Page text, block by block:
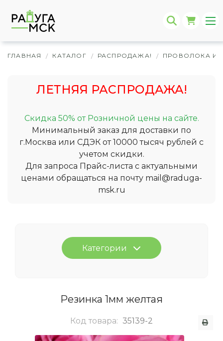
ГЛАВНАЯ / КАТАЛОГ / РАСПРОДАЖА! / ПРОВОЛОКА И
ЛЕТНЯЯ РАСПРОДАЖА!
Скидка 50% от Розничной цены на сайте.
Минимальный заказ для доставки по
г.Москва или СДЭК от 10000 тысяч рублей с
учетом скидки.
Для запроса Прайс-листа с актуальными
ценами обращаться на почту mail@raduga-
msk.ru
Категории
Резинка 1мм желтая
Код товара: 35139-2